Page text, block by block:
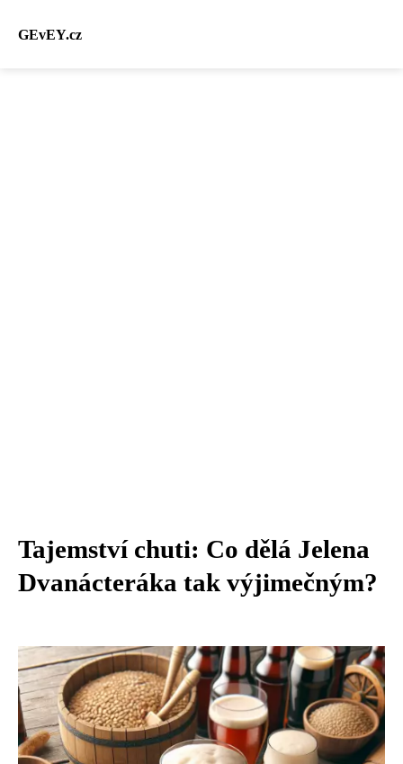
GEvEY.cz
Tajemství chuti: Co dělá Jelena
Dvanácteráka tak výjimečným?